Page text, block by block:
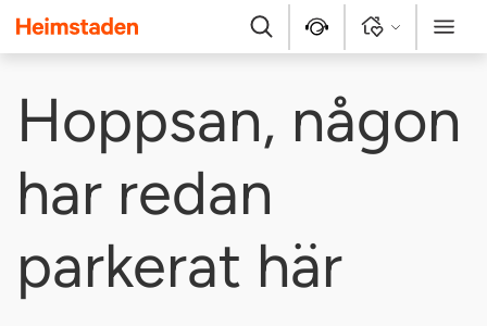
Heimstaden
Sök Kontakt Logga in Meny
Hoppsan, någon
har redan
parkerat här